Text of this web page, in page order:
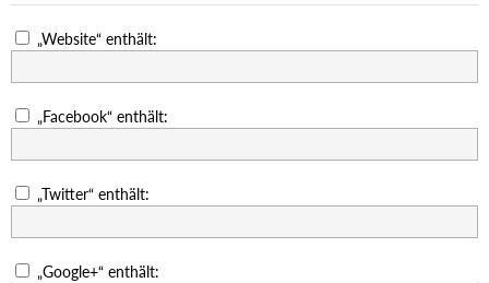
„Website“ enthält:
„Facebook“ enthält:
„Twitter“ enthält:
„Google+“ enthält: